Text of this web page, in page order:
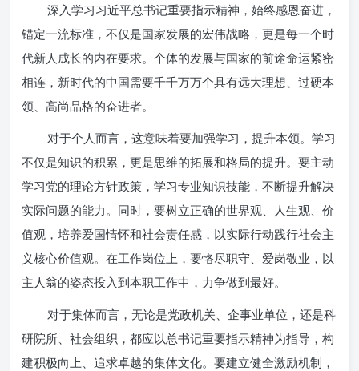
深入学习习近平总书记重要指示精神，始终感恩奋进，
锚定一流标准，不仅是国家发展的宏伟战略，更是每一个时
代新人成长的内在要求。个体的发展与国家的前途命运紧密
相连，新时代的中国需要千千万万个具有远大理想、过硬本
领、高尚品格的奋进者。
对于个人而言，这意味着要加强学习，提升本领。学习
不仅是知识的积累，更是思维的拓展和格局的提升。要主动
学习党的理论方针政策，学习专业知识技能，不断提升解决
实际问题的能力。同时，要树立正确的世界观、人生观、价
值观，培养爱国情怀和社会责任感，以实际行动践行社会主
义核心价值观。在工作岗位上，要恪尽职守、爱岗敬业，以
主人翁的姿态投入到本职工作中，力争做到最好。
对于集体而言，无论是党政机关、企事业单位，还是科
研院所、社会组织，都应以总书记重要指示精神为指导，构
建积极向上、追求卓越的集体文化。要建立健全激励机制，